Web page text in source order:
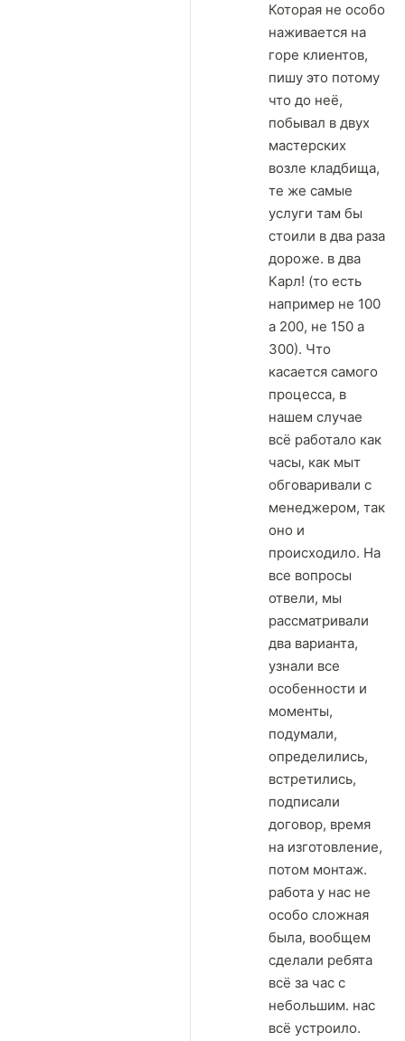
Которая не особо
наживается на
горе клиентов,
пишу это потому
что до неё,
побывал в двух
мастерских
возле кладбища,
те же самые
услуги там бы
стоили в два раза
дороже. в два
Карл! (то есть
например не 100
а 200, не 150 а
300). Что
касается самого
процесса, в
нашем случае
всё работало как
часы, как мыт
обговаривали с
менеджером, так
оно и
происходило. На
все вопросы
отвели, мы
рассматривали
два варианта,
узнали все
особенности и
моменты,
подумали,
определились,
встретились,
подписали
договор, время
на изготовление,
потом монтаж.
работа у нас не
особо сложная
была, вообщем
сделали ребята
всё за час с
небольшим. нас
всё устроило.